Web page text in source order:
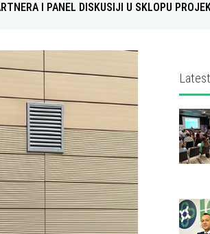
I PANEL DISKUSIJI U SKLOPU